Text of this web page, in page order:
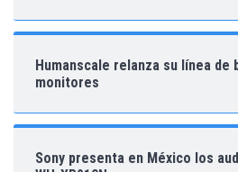
Humanscale relanza su línea de
monitores
Sony presenta en México los